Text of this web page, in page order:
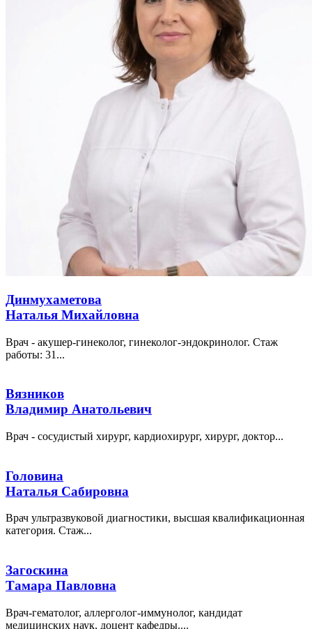
Динмухаметова
Наталья Михайловна
Врач - акушер-гинеколог, гинеколог-эндокринолог. Стаж
работы: 31...
Вязников
Владимир Анатольевич
Врач - сосудистый хирург, кардиохирург, хирург, доктор...
Головина
Наталья Сабировна
Врач ультразвуковой диагностики, высшая квалификационная
категория. Стаж...
Загоскина
Тамара Павловна
Врач-гематолог, аллерголог-иммунолог, кандидат
медицинских наук, доцент кафедры....